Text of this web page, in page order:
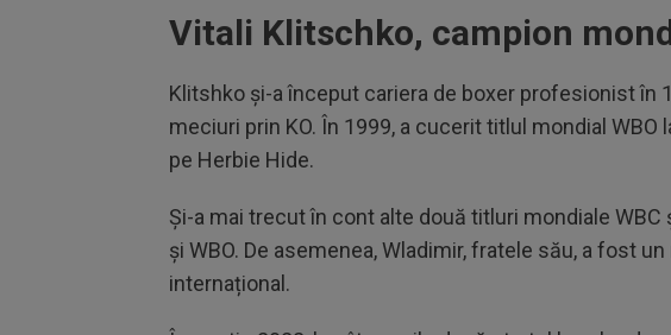
Vitali Klitschko, campion
Klitshko și-a început cariera de boxer profesionist în
meciuri prin KO. În 1999, a cucerit titlul mondial WBO
pe Herbie Hide.
Și-a mai trecut în cont alte două titluri mondiale
și WBO. De asemenea, Wladimir, fratele său, a fost
internațional.